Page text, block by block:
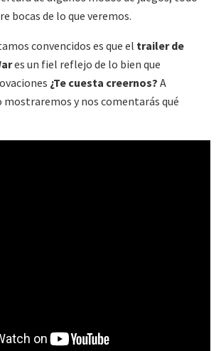
bocas de lo que veremos.
convencidos es que el trailer de
es un fiel reflejo de lo bien que
¿Te cuesta creernos? A
y nos comentarás qué